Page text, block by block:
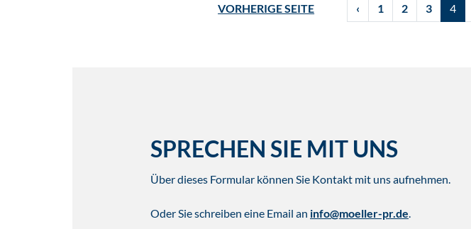
VORHERIGE SEITE ‹ 1 2 3 4
SPRECHEN SIE MIT UNS
Über dieses Formular können Sie Kontakt mit uns aufnehmen.
Oder Sie schreiben eine Email an info@moeller-pr.de.